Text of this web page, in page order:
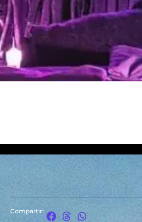
Compartir: